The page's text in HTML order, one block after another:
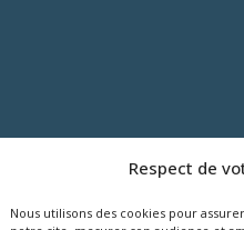
Respect de
Nous utilisons des cookies pour